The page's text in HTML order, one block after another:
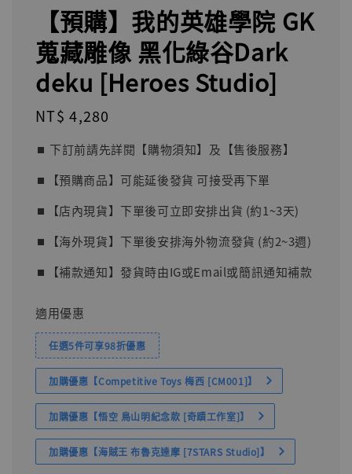
【預購】我的英雄學院 GK
蒐藏雕像 黑化綠谷Dark
deku [Heroes Studio]
Regular
NT$ 4,280
⏹︎ 下訂前請先詳閱【購物須知】及【售後服務】
⏹︎【預購商品】可能延後發貨 可接受再下單
⏹︎【店內現貨】下單後可立即安排出貨 (約1~3天)
⏹︎【海外現貨】下單後安排海外物流發貨 (約2~3週)
⏹︎【補款通知】發貨時由IG或Email或簡訊通知補款
適用優惠
任選5件可享98折優惠
加購優惠【Competitive Toys 梅西 [CM001]】
加購優惠【悟空 鳥山明紀念款 [奇蹟工作室]】
加購優惠【海賊王 布魯克達摩 [7STARS Studio]】